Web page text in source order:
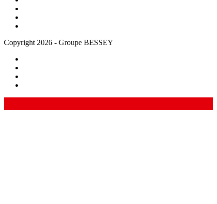
Copyright 2026 - Groupe BESSEY